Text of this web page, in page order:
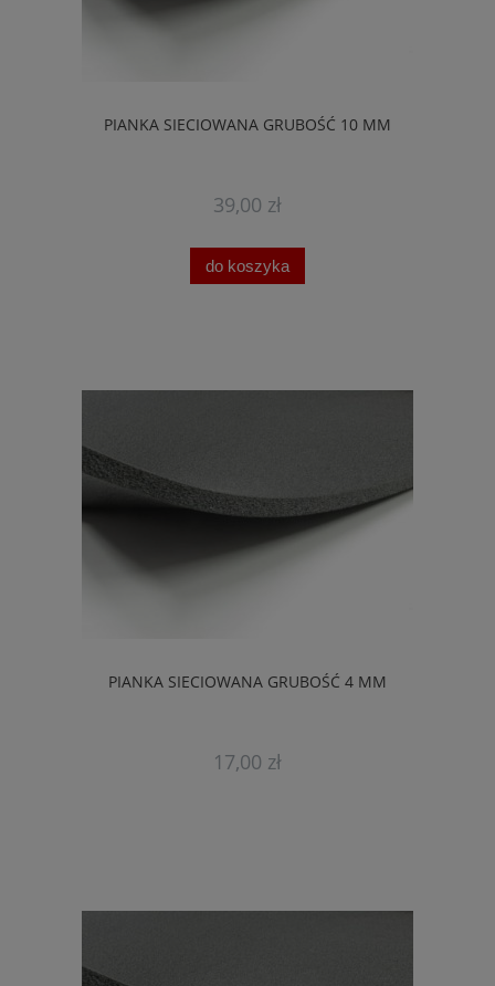
PIANKA SIECIOWANA GRUBOŚĆ 10 MM
39,00 zł
do koszyka
PIANKA SIECIOWANA GRUBOŚĆ 4 MM
17,00 zł